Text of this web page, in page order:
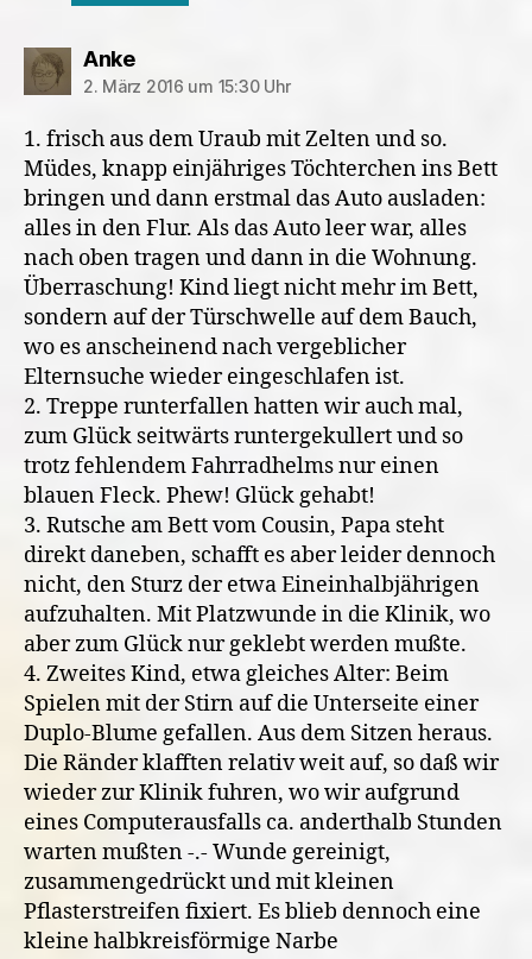
Ankesagt:
2. März 2016 um 15:30 Uhr
1. frisch aus dem Uraub mit Zelten und so.
Müdes, knapp einjähriges Töchterchen ins Bett
bringen und dann erstmal das Auto ausladen:
alles in den Flur. Als das Auto leer war, alles
nach oben tragen und dann in die Wohnung.
Überraschung! Kind liegt nicht mehr im Bett,
sondern auf der Türschwelle auf dem Bauch,
wo es anscheinend nach vergeblicher
Elternsuche wieder eingeschlafen ist.
2. Treppe runterfallen hatten wir auch mal,
zum Glück seitwärts runtergekullert und so
trotz fehlendem Fahrradhelms nur einen
blauen Fleck. Phew! Glück gehabt!
3. Rutsche am Bett vom Cousin, Papa steht
direkt daneben, schafft es aber leider dennoch
nicht, den Sturz der etwa Eineinhalbjährigen
aufzuhalten. Mit Platzwunde in die Klinik, wo
aber zum Glück nur geklebt werden mußte.
4. Zweites Kind, etwa gleiches Alter: Beim
Spielen mit der Stirn auf die Unterseite einer
Duplo-Blume gefallen. Aus dem Sitzen heraus.
Die Ränder klafften relativ weit auf, so daß wir
wieder zur Klinik fuhren, wo wir aufgrund
eines Computerausfalls ca. anderthalb Stunden
warten mußten -.- Wunde gereinigt,
zusammengedrückt und mit kleinen
Pflasterstreifen fixiert. Es blieb dennoch eine
kleine halbkreisförmige Narbe